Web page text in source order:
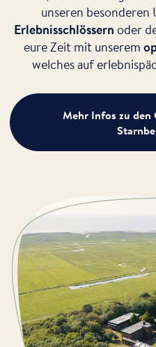
unseren
Erlebnisschlössernoder
eure Zeit mit unserem
welches auf
Mehr Infos zu den